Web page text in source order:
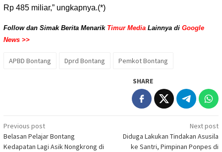
Rp 485 miliar,” ungkapnya.(*)
Follow dan Simak Berita Menarik Timur Media Lainnya di Google
News >>
APBD Bontang Dprd Bontang Pemkot Bontang
SHARE
Post
navigation
Previous post
Belasan Pelajar Bontang
Kedapatan Lagi Asik Nongkrong di
Next post
Diduga Lakukan Tindakan Asusila
ke Santri, Pimpinan Ponpes di